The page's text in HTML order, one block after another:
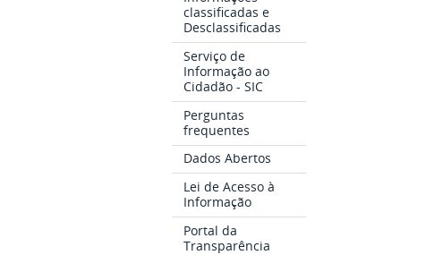
classificadas e
Desclassificadas
Serviço de
Informação ao
Cidadão - SIC
Perguntas
frequentes
Dados Abertos
Lei de Acesso à
Informação
Portal da
Transparência